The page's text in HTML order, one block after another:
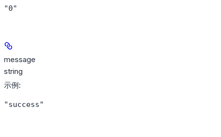
"0"
message
string
示例:
"success"